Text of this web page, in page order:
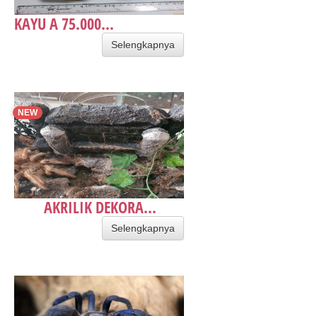
KAYU A 75.000...
Selengkapnya
NEW
AKRILIK DEKORA...
Selengkapnya